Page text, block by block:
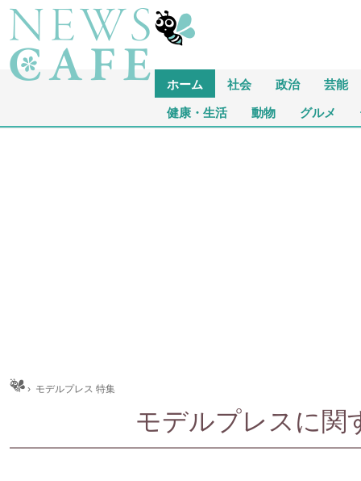
ホーム 社会 政治 芸能
健康・生活 動物 グルメ
› モデルプレス 特集
モデルプレスに関